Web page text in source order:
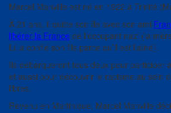
Marcel Manville est né en 1922 à Trinité
À 21 ans, il quitte son île avec son ami
libérer la France de l’occupant nazi (la
lui a confié son fils parce qu’il est l’aîné).
Ils débarqueront tous deux pour participer
et aussi pour découvrir le racisme au sein
libres.
Revenu en Martinique, Marcel Manville